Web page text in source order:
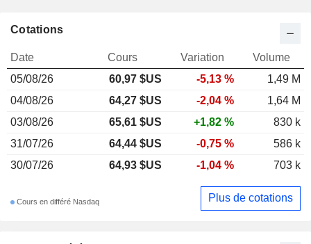
Cotations
Date Cours Variation
Volume
05/08/26
60,97 $US -5,13 %
1,49 M
04/08/26
64,27 $US -2,04 %
1,64 M
03/08/26
65,61 $US +1,82 %
830 k
31/07/26
64,44 $US -0,75 %
586 k
30/07/26
64,93 $US -1,04 % 703 k
Cours en différé Nasdaq Plus de cotations